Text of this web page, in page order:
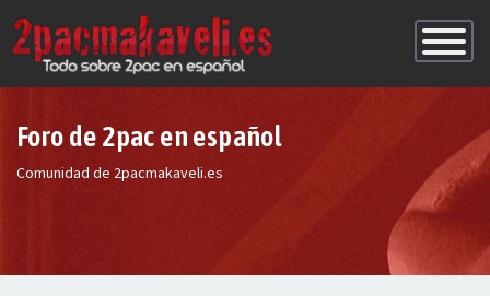
de
Foro de 2pac en español
Comunidad de 2pacmakaveli.es